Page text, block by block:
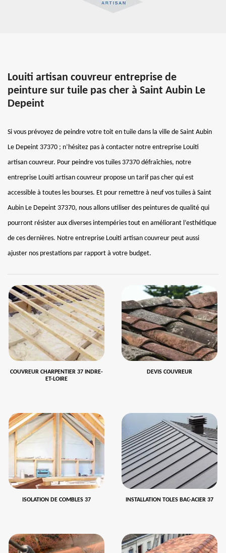
Louiti artisan couvreur entreprise de
peinture sur tuile pas cher à Saint Aubin Le
Depeint
Si vous prévoyez de peindre votre toit en tuile dans la ville de Saint Aubin
Le Depeint 37370 ; n’hésitez pas à contacter notre entreprise Louiti
artisan couvreur. Pour peindre vos tuiles 37370 défraîchies, notre
entreprise Louiti artisan couvreur propose un tarif pas cher qui est
accessible à toutes les bourses. Et pour remettre à neuf vos tuiles à Saint
Aubin Le Depeint 37370, nous allons utiliser des peintures de qualité qui
pourront résister aux diverses intempéries tout en améliorant l’esthétique
de ces dernières. Notre entreprise Louiti artisan couvreur peut aussi
ajuster nos prestations par rapport à votre budget.
COUVREUR CHARPENTIER 37 INDRE-
ET-LOIRE
DEVIS COUVREUR
ISOLATION DE COMBLES 37 INSTALLATION TOLES BAC-ACIER 37